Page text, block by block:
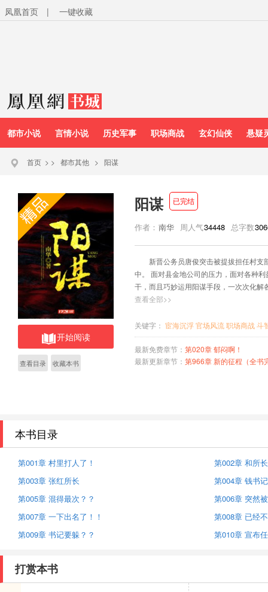
凤凰首页 | 一键收藏
都市小说 言情小说 历史军事 职场商战 玄幻仙侠 悬疑
首页 > > 都市其他 > 阳谋
开始阅读
查看目录 收藏本书
阳谋 已完结
作者： 南华 周人气34448 总字数
新晋公务员唐俊突击被提拔担任村
中。 面对县金地公司的压力，面对各种
干，而且巧妙运用阳谋手段，一次次化
成就，自己的仕途也因此平步青云，一路
查看全部>>
关键字： 宦海沉浮官场风流职场商战斗
最新免费章节： 第020章 郁闷啊！
最新更新章节： 第966章 新的征程（全书
本书目录
第001章 村里打人了！
第002章 和所
第003章 张红所长
第004章 钱书
第005章 混得最次？？
第006章 突然
第007章 一下出名了！！
第008章 已经
第009章 书记要躲？？
第010章 宣布
打赏本书